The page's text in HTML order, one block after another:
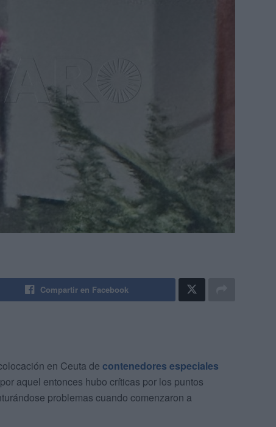
Compartir en Facebook
en Ceuta de contenedores especiales
aquel entonces hubo críticas por los puntos
problemas cuando comenzaron a